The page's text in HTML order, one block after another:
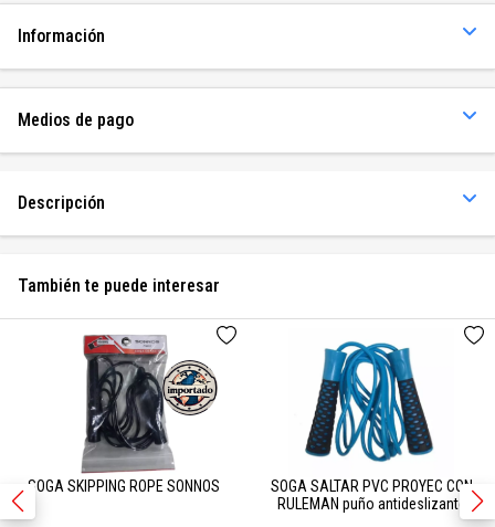
Información
Medios de pago
Descripción
También te puede interesar
SOGA SKIPPING ROPE SONNOS
SOGA SALTAR PVC PROYEC CON
RULEMAN puño antideslizante